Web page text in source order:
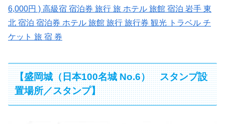
6,000円 ) 高級宿 宿泊券 旅行 旅 ホテル 旅館 宿泊 岩手 東
北 宿泊 宿泊券 ホテル 旅館 旅行 旅行券 観光 トラベル チ
ケット 旅 宿 券
【盛岡城（日本100名城 No.6） スタンプ設
置場所／スタンプ】